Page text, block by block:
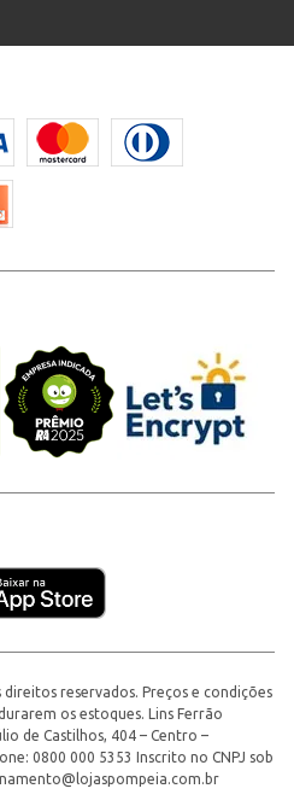
reservados. Preços e condições
os estoques. Lins Ferrão
de Castilhos, 404 – Centro –
0800 000 5353 Inscrito no CNPJ sob